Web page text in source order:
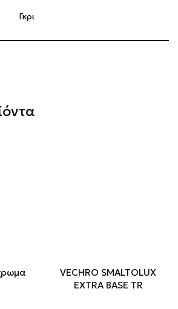
Γκρι
VECHRO SMALTOLUX
EXTRA BASE TR